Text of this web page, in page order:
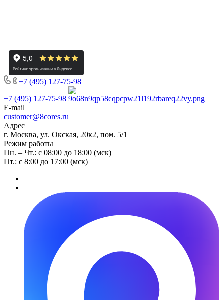
+7 (495) 127-75-98
+7 (495) 127-75-98
E-mail
customer@8cores.ru
Адрес
г. Москва, ул. Окская, 20к2, пом. 5/1
Режим работы
Пн. – Чт.: с 08:00 до 18:00 (мск)
Пт.: с 8:00 до 17:00 (мск)